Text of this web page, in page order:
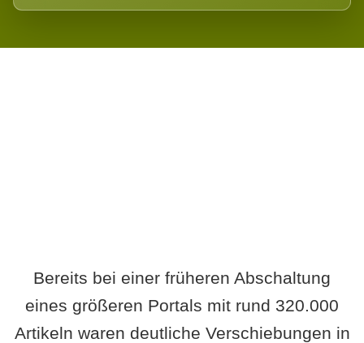
Bereits bei einer früheren Abschaltung
eines größeren Portals mit rund 320.000
Artikeln waren deutliche Verschiebungen in